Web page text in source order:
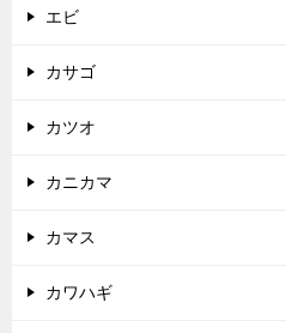
エビ
カサゴ
カツオ
カニカマ
カマス
カワハギ